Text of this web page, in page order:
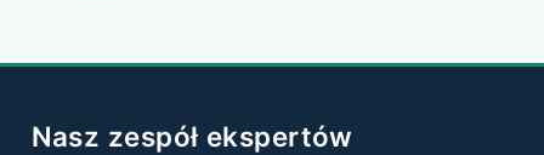
Nasz zespół ekspertów